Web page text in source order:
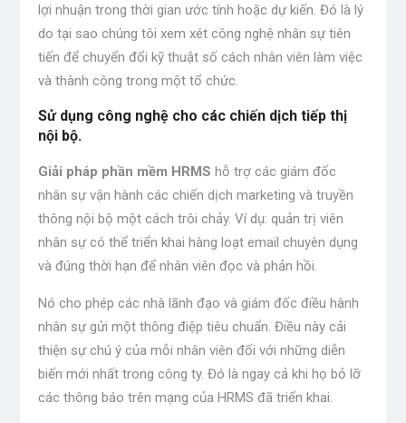
lợi nhuận trong thời gian ước tính hoặc dự kiến. Đó là lý
do tại sao chúng tôi xem xét công nghệ nhân sự tiên
tiến để chuyển đổi kỹ thuật số cách nhân viên làm việc
và thành công trong một tổ chức.
Sử dụng công nghệ cho các chiến dịch tiếp thị
nội bộ.
Giải pháp phần mềm HRMS hỗ trợ các giám đốc
nhân sự vận hành các chiến dịch marketing và truyền
thông nội bộ một cách trôi chảy. Ví dụ: quản trị viên
nhân sự có thể triển khai hàng loạt email chuyên dụng
và đúng thời hạn để nhân viên đọc và phản hồi.
Nó cho phép các nhà lãnh đạo và giám đốc điều hành
nhân sự gửi một thông điệp tiêu chuẩn. Điều này cải
thiện sự chú ý của mỗi nhân viên đối với những diễn
biến mới nhất trong công ty. Đó là ngay cả khi họ bỏ lỡ
các thông báo trên mạng của HRMS đã triển khai.